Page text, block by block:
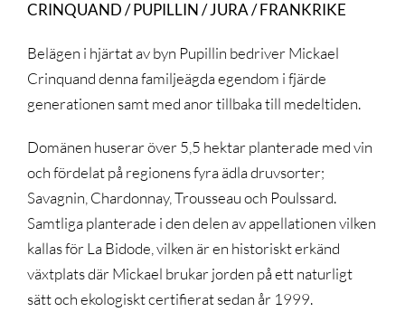
CRINQUAND / PUPILLIN / JURA / FRANKRIKE
Belägen i hjärtat av byn Pupillin bedriver Mickael
Crinquand denna familjeägda egendom i fjärde
generationen samt med anor tillbaka till medeltiden.
Domänen huserar över 5,5 hektar planterade med vin
och fördelat på regionens fyra ädla druvsorter;
Savagnin, Chardonnay, Trousseau och Poulssard.
Samtliga planterade i den delen av appellationen vilken
kallas för La Bidode, vilken är en historiskt erkänd
växtplats där Mickael brukar jorden på ett naturligt
sätt och ekologiskt certifierat sedan år 1999.